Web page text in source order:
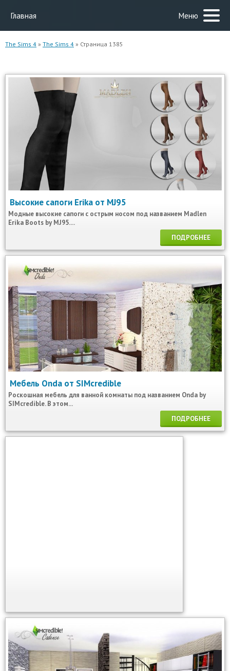
Главная Меню
The Sims 4 » The Sims 4 » Страница 1385
Высокие сапоги Erika от MJ95
Модные высокие сапоги с острым носом под названием Madlen
Erika Boots by MJ95....
ПОДРОБНЕЕ
Мебель Onda от SIMcredible
Роскошная мебель для ванной комнаты под названием Onda by
SIMcredible. В этом...
ПОДРОБНЕЕ